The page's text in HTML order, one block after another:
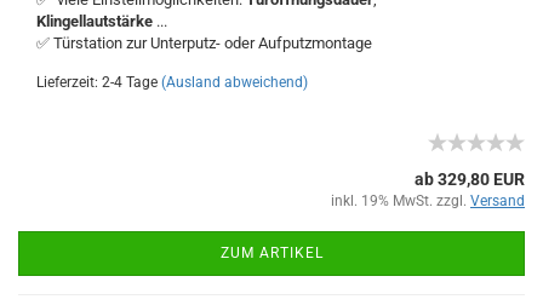
Klingellautstärke ...
✅ Türstation zur Unterputz- oder Aufputzmontage
Lieferzeit: 2-4 Tage (Ausland abweichend)
ab 329,80 EUR
inkl. 19% MwSt. zzgl. Versand
ZUM ARTIKEL